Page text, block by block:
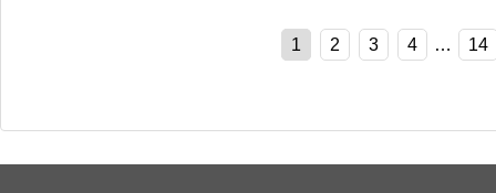
1 2 3 4 … 14